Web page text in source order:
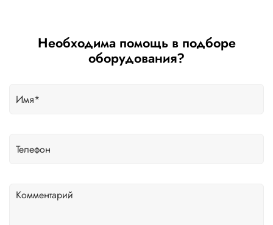
Необходима помощь в подборе
оборудования?